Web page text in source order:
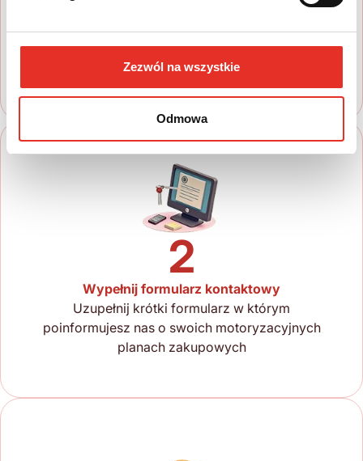
Zezwól na wszystkie
Odmowa
Zapoznaj się z nasza ofertą, aby wybrać
model, który najbardziej spełnia Twoje
oczekiwania
2
Wypełnij formularz kontaktowy
Uzupełnij krótki formularz w którym
poinformujesz nas o swoich motoryzacyjnych
planach zakupowych